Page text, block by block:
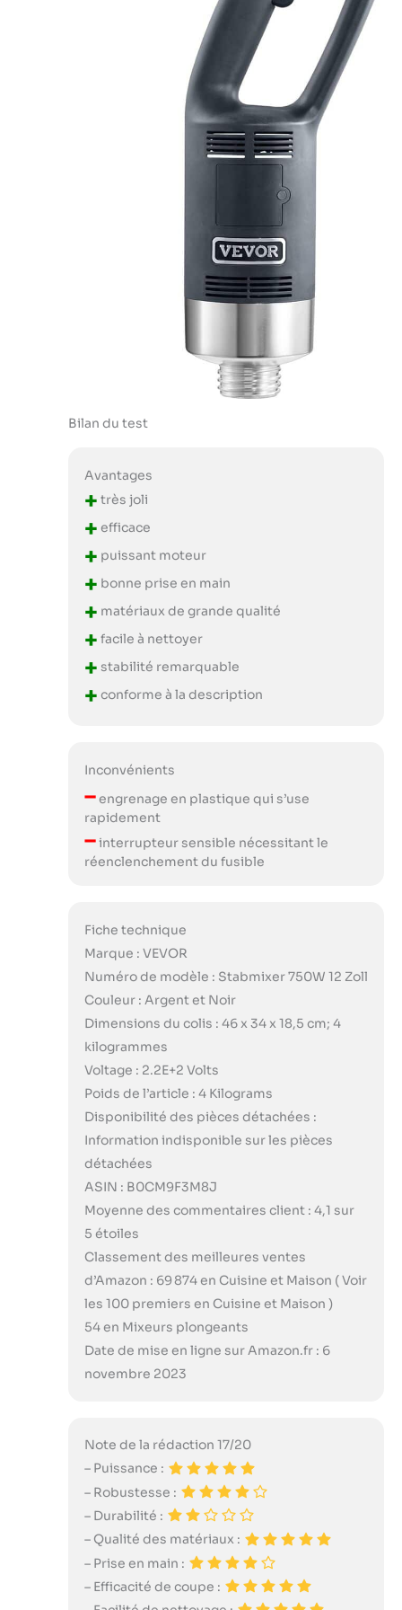
manipuler toutes
sortes
d'ingrédients.
Conception de
Montage Mural
Conviviale : Une
solution de
stockage
innovante,
spécialement
conçue pour être
montée au mur. En
fonction de
l'environnement,
choisissez le
stockage mural
accessibilité. Le
stockage en
hauteur assure une
meilleure hygiène.
commercial.
Bilan du test
Avantages
+ très joli
+ efficace
+ puissant moteur
+ bonne prise en main
+ matériaux de grande qualité
+ facile à nettoyer
+ stabilité remarquable
+ conforme à la description
Inconvénients
–engrenage en plastique qui s’use
rapidement
–interrupteur sensible nécessitant le
réenclenchement du fusible
Fiche technique
Marque : VEVOR
Numéro de modèle : Stabmixer 750W 12 Zoll
Couleur : Argent et Noir
Dimensions du colis : 46 x 34 x 18,5 cm; 4
kilogrammes
Voltage : 2.2E+2 Volts
Poids de l’article : 4 Kilograms
Disponibilité des pièces détachées :
Information indisponible sur les pièces
détachées
ASIN : B0CM9F3M8J
Moyenne des commentaires client : 4,1 sur
5 étoiles
Classement des meilleures ventes
d’Amazon : 69 874 en Cuisine et Maison ( Voir
les 100 premiers en Cuisine et Maison )
54 en Mixeurs plongeants
Date de mise en ligne sur Amazon.fr : 6
novembre 2023
Note de la rédaction 17/20
– Puissance :
– Robustesse :
– Durabilité :
– Qualité des matériaux :
– Prise en main :
– Efficacité de coupe :